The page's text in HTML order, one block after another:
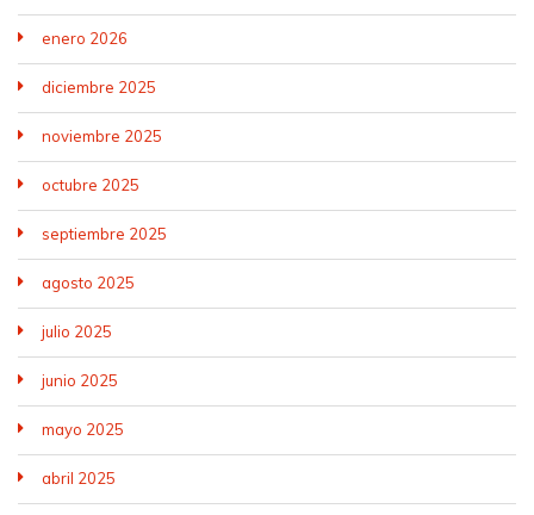
enero 2026
diciembre 2025
noviembre 2025
octubre 2025
septiembre 2025
agosto 2025
julio 2025
junio 2025
mayo 2025
abril 2025